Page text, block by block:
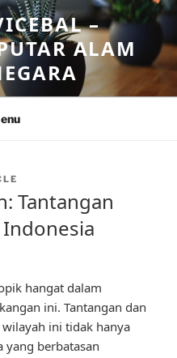
–
ALAM
Tantangan
hangat dalam
ini. Tantangan dan
ini tidak hanya
yang berbatasan